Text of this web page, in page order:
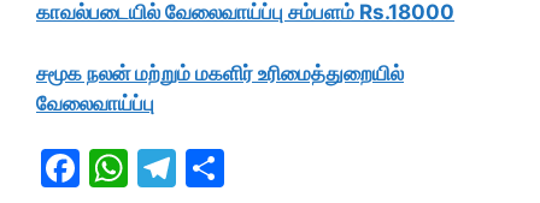
காவல்படையில் வேலைவாய்ப்பு சம்பளம் Rs.18000
சமூக நலன் மற்றும் மகளிர் உரிமைத்துறையில்
வேலைவாய்ப்பு
F
W T